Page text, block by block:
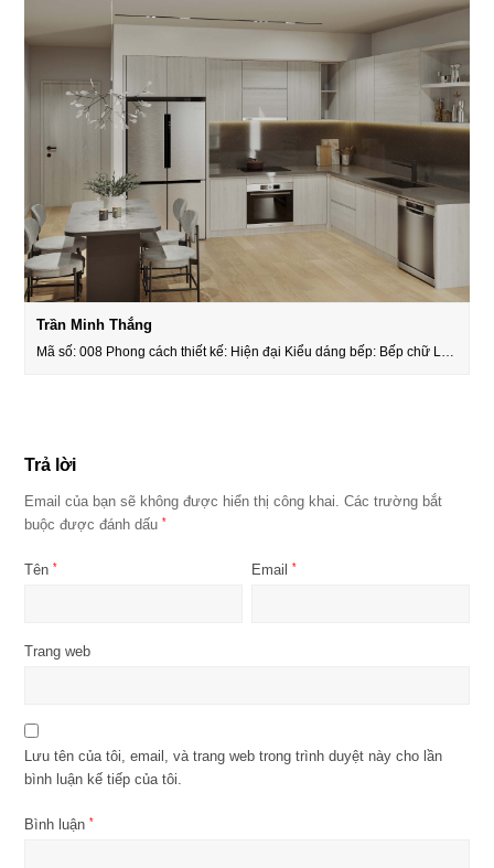
Trần Minh Thắng
Mã số: 008 Phong cách thiết kế: Hiện đại Kiểu dáng bếp: Bếp chữ L…
Trả lời
Email của bạn sẽ không được hiển thị công khai.
Các trường bắt
buộc được đánh dấu*
Tên* Email*
Trang web
Lưu tên của tôi, email, và trang web trong trình duyệt này cho lần
bình luận kế tiếp của tôi.
Bình luận*